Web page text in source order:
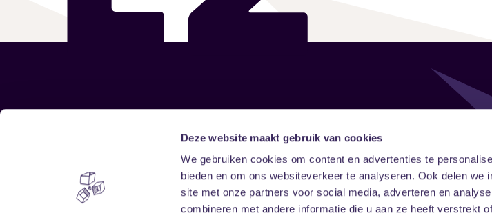
Deze website maakt gebruik van cookies
We gebruiken cookies om content en advertenties te
bieden en om ons websiteverkeer te analyseren. Ook delen we
site met onze partners voor social media, adverteren en
combineren met andere informatie die u aan ze heeft verstrekt
Home
Vrijwilligers
Verhuur
Disclaimer
Toegankelijkheid
Privacy & cookies
Follow
FacebookInstagramLinkedIn